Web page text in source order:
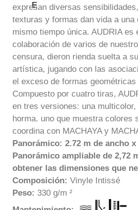
expresan diversas
texturas y formas dan vida a una
mismo tiempo única. AUDRIA es
colaboración de varios de
censura, dieron rienda suelta a
artística, jugando con las
el exceso de formas
Compuesto por cuatro tiras,
en tres versiones: una
horma. uno que muestra colores
coordina con MACHAYA y
Panorámico: 2.72 m de ancho
Panorámico ampliable de 2,72
obtener las dimensiones que
Composición: Vinyle Intissé
Peso: 330 g/m ²